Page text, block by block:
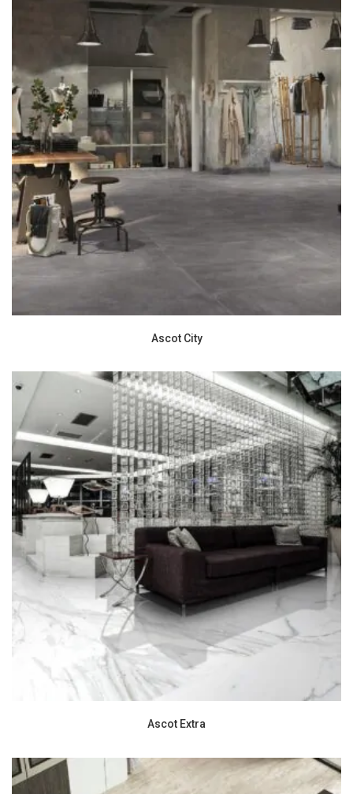
Ascot City
Ascot Extra